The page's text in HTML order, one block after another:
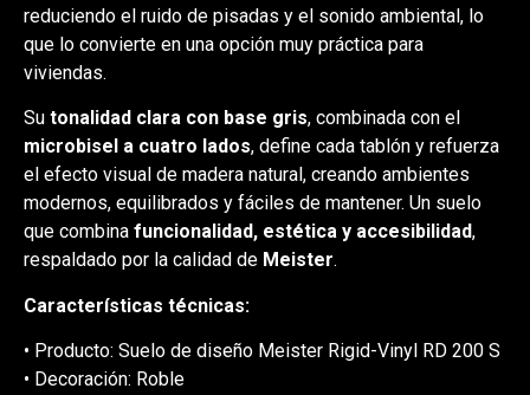
reduciendo el ruido de pisadas y el sonido ambiental, lo
que lo convierte en una opción muy práctica para
viviendas.
Su tonalidad clara con base gris, combinada con el
microbisel a cuatro lados, define cada tablón y refuerza
el efecto visual de madera natural, creando ambientes
modernos, equilibrados y fáciles de mantener. Un suelo
que combina funcionalidad, estética y accesibilidad,
respaldado por la calidad de Meister.
Características técnicas:
• Producto: Suelo de diseño Meister Rigid-Vinyl RD 200 S
• Decoración: Roble